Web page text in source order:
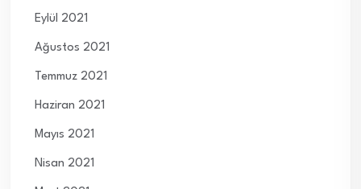
Eylül 2021
Ağustos 2021
Temmuz 2021
Haziran 2021
Mayıs 2021
Nisan 2021